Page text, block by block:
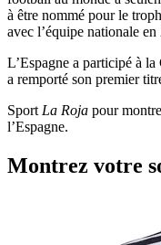
à être nommé pour le
avec l’équipe nationale en
L’Espagne a participé à
a remporté son premier
SportLa Roja pour
l’Espagne.
Montrez votre